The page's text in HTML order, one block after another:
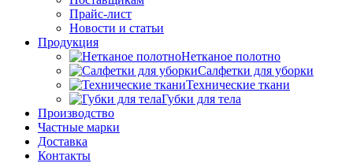
Прайс-лист
Новости и статьи
Продукция
Нетканое полотно
Салфетки для уборки
Технические ткани
Губки для тела
Производство
Частные марки
Доставка
Контакты